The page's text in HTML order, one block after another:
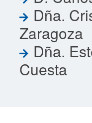
Dña.
Zaragoza
Dña.
Cuesta